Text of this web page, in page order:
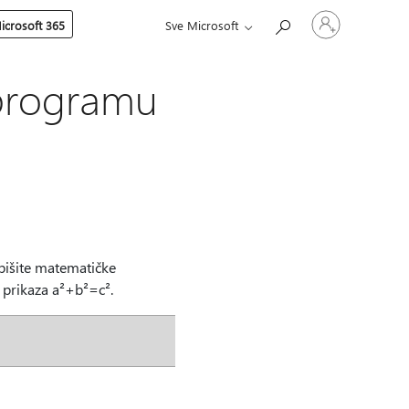
365 Sve Microsoft
Prijavite
se
matematičke
a²+b²=c².